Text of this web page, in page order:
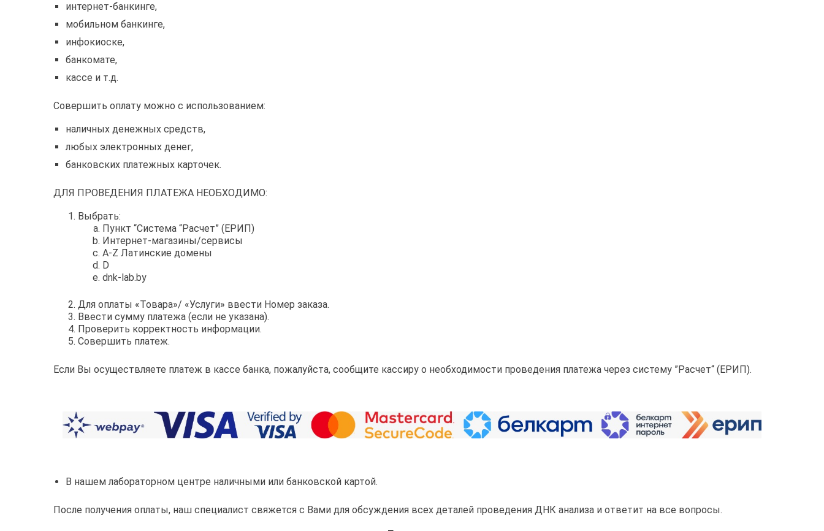
интернет-банкинге,
мобильном банкинге,
инфокиоске,
банкомате,
кассе и т.д.
Совершить оплату можно с использованием:
наличных денежных средств,
любых электронных денег,
банковских платежных карточек.
ДЛЯ ПРОВЕДЕНИЯ ПЛАТЕЖА НЕОБХОДИМО:
Выбрать:
Пункт “Система “Расчет” (ЕРИП)
Интернет-магазины/сервисы
A-Z Латинские домены
D
dnk-lab.by
Для оплаты «Товара»/ «Услуги» ввести Номер заказа.
Ввести сумму платежа (если не указана).
Проверить корректность информации.
Совершить платеж.
Если Вы осуществляете платеж в кассе банка, пожалуйста, сообщите кассиру о необходимости проведения платежа через систему ”Расчет“ (ЕРИП).
В нашем лабораторном центре наличными или банковской картой.
После получения оплаты, наш специалист свяжется с Вами для обсуждения всех деталей проведения ДНК анализа и ответит на все вопросы.